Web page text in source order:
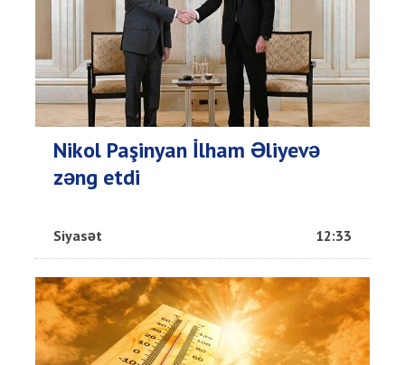
Nikol Paşinyan İlham Əliyevə
zəng etdi
Siyasət 12:33